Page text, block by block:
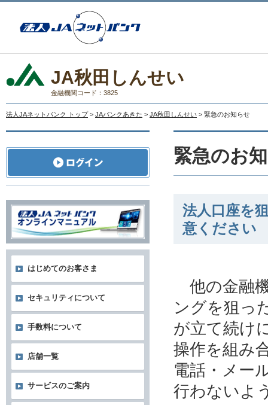
JA秋田しんせい
金融機関コード：3825
法人JAネットバンク トップ > JAバンクあきた > JA秋田しんせい > 緊急のお知らせ
緊急のお
法人口座を
意ください
他の金融
ングを狙っ
が立て続け
操作を組み
電話・メー
行わないよ
はじめてのお客さま
セキュリティについて
手数料について
店舗一覧
サービスのご案内